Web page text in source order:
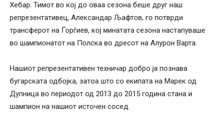
Хебар. Тимот во кој до оваа сезона беше друг наш
репрезентативец, Александар Љафтов, го потврди
трансферот на Ѓорѓиев, кој минатата сезона настапуваше
во шампионатот на Полска во дресот на Алурон Варта.
Нашиот репрезентативен техничар добро ја познава
бугарската одбојка, затоа што со екипата на Марек од
Дупница во периодот од 2013 до 2015 година стана и
шампион на нашиот источен сосед.